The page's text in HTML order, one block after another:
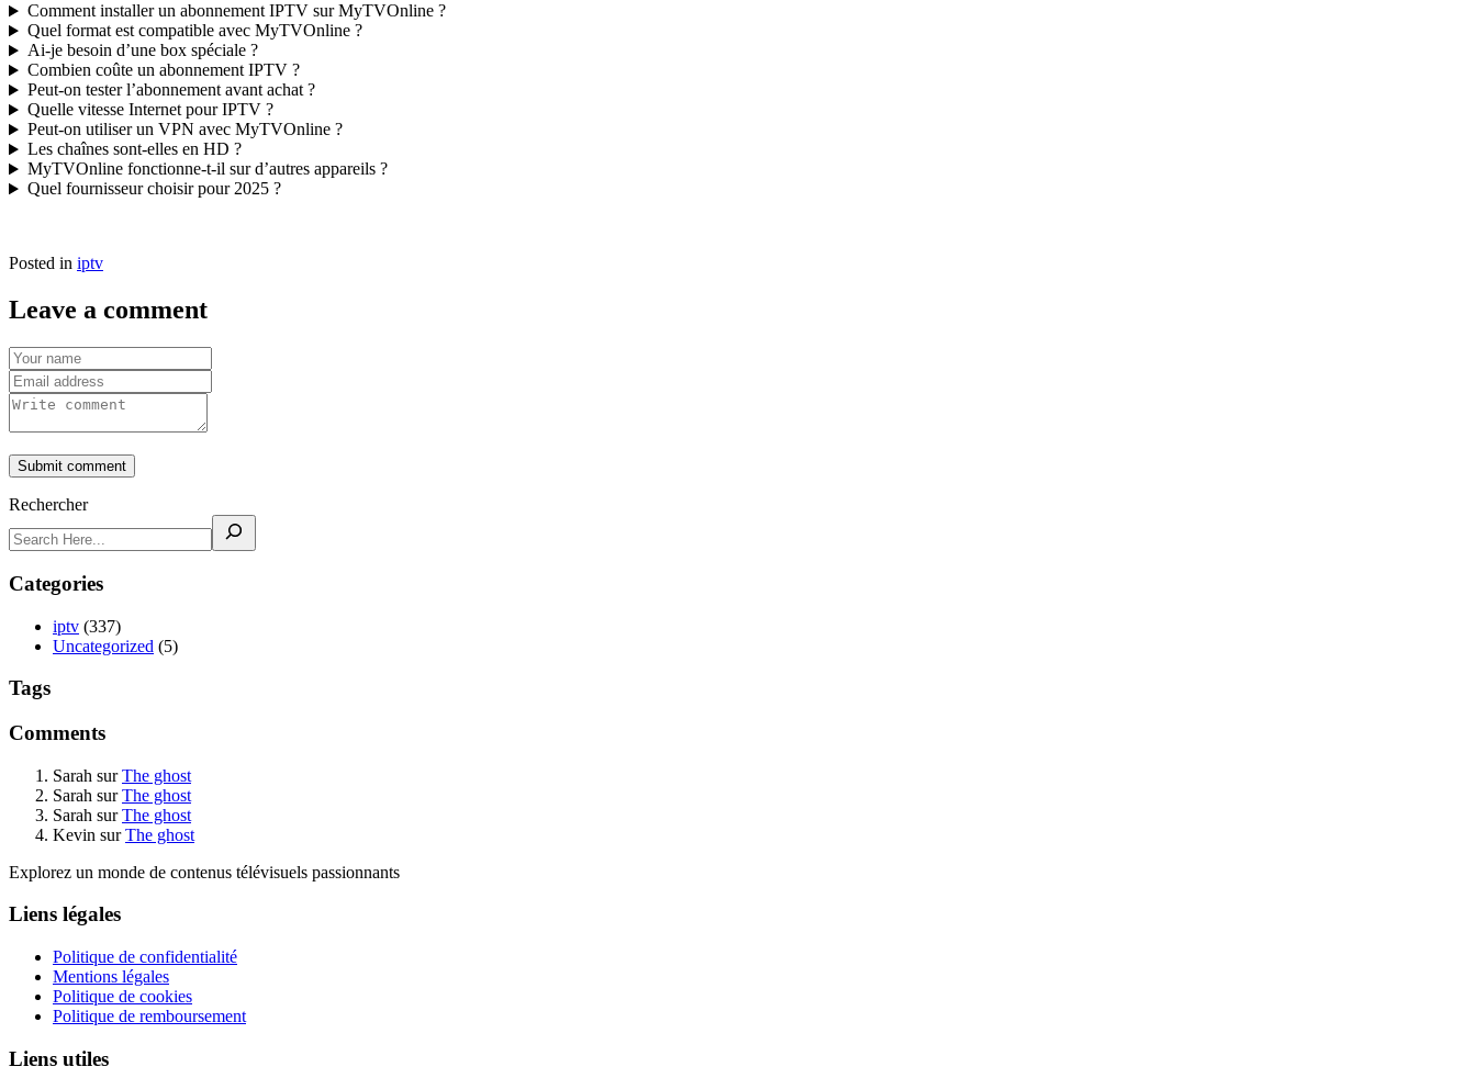
Comment installer un abonnement IPTV sur MyTVOnline ?
Quel format est compatible avec MyTVOnline ?
Ai-je besoin d’une box spéciale ?
Combien coûte un abonnement IPTV ?
Peut-on tester l’abonnement avant achat ?
Quelle vitesse Internet pour IPTV ?
Peut-on utiliser un VPN avec MyTVOnline ?
Les chaînes sont-elles en HD ?
MyTVOnline fonctionne-t-il sur d’autres appareils ?
Quel fournisseur choisir pour 2025 ?
Posted in iptv
Leave a comment
Submit comment
Rechercher
Categories
iptv (337)
Uncategorized (5)
Tags
Comments
Sarah surThe ghost
Sarah surThe ghost
Sarah surThe ghost
Kevin surThe ghost
Explorez un monde de contenus télévisuels passionnants
Liens légales
Politique de confidentialité
Mentions légales
Politique de cookies
Politique de remboursement
Liens utiles